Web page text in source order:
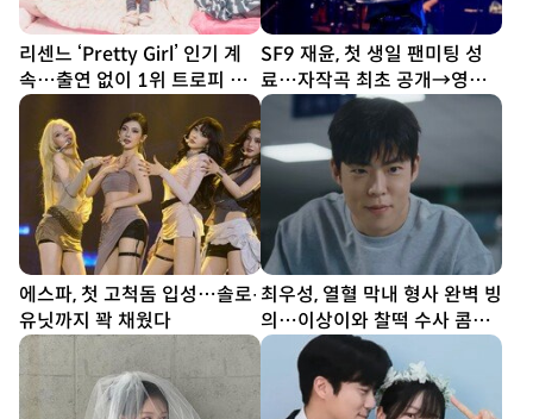
리센느 ‘Pretty Girl’ 인기 계
속…출연 없이 1위 트로피 획
득
SF9 재윤, 첫 생일 팬미팅 성
료…자작곡 최초 공개→영빈·
찬희 깜짝 등장
에스파, 첫 고척돔 입성…솔로∙
유닛까지 꽉 채웠다
최우성, 열혈 막내 형사 완벽 빙
의…이상이와 찰떡 수사 콤비
(유부녀 킬러)